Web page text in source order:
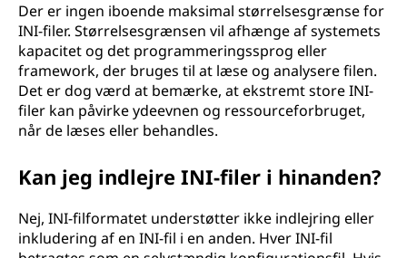
Der er ingen iboende maksimal størrelsesgrænse for
INI-filer. Størrelsesgrænsen vil afhænge af systemets
kapacitet og det programmeringssprog eller
framework, der bruges til at læse og analysere filen.
Det er dog værd at bemærke, at ekstremt store INI-
filer kan påvirke ydeevnen og ressourceforbruget,
når de læses eller behandles.
Kan jeg indlejre INI-filer i hinanden?
Nej, INI-filformatet understøtter ikke indlejring eller
inkludering af en INI-fil i en anden. Hver INI-fil